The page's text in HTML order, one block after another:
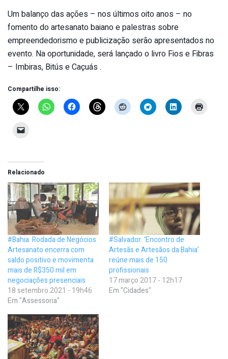
Um balanço das ações – nos últimos oito anos – no
fomento do artesanato baiano e palestras sobre
empreendedorismo e publicização serão apresentados no
evento. Na oportunidade, será lançado o livro Fios e Fibras
– Imbiras, Bitús e Caçuás .
Compartilhe isso:
Relacionado
#Bahia: Rodada de Negócios
Artesanato encerra com
saldo positivo e movimenta
mais de R$350 mil em
negociações presenciais
18 setembro 2021 - 19h46
Em "Assessoria"
#Salvador: ‘Encontro de
Artesãs e Artesãos da Bahia’
reúne mais de 150
profissionais
17 março 2017 - 12h17
Em "Cidades"